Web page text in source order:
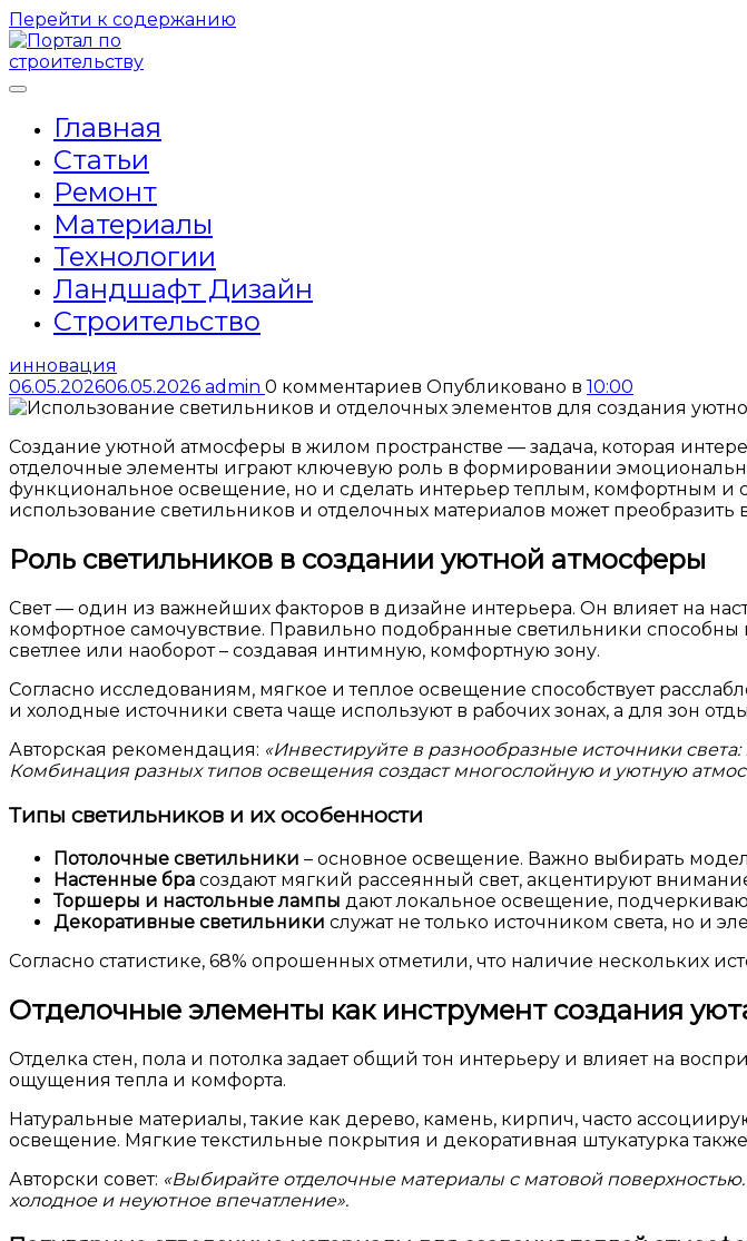
Перейти к содержанию
Главная
Статьи
Ремонт
Материалы
Технологии
Ландшафт Дизайн
Строительство
инновация
06.05.202606.05.2026 admin 0 комментариев Опубликовано в 10:00
Создание уютной атмосферы в жилом пространстве — задача, которая
отделочные элементы играют ключевую роль в формировании
функциональное освещение, но и сделать интерьер теплым, комфортным и
использование светильников и отделочных материалов может преобразить
Роль светильников в создании уютной атмосферы
Свет — один из важнейших факторов в дизайне интерьера. Он влияет на
комфортное самочувствие. Правильно подобранные светильники
светлее или наоборот – создавая интимную, комфортную зону.
Согласно исследованиям, мягкое и теплое освещение способствует
и холодные источники света чаще используют в рабочих зонах, а для зон
Авторская рекомендация: «Инвестируйте в разнообразные источники
Комбинация разных типов освещения создаст многослойную и уютную
Типы светильников и их особенности
Потолочные светильники – основное освещение. Важно выбирать
Настенные бра создают мягкий рассеянный свет, акцентируют
Торшеры и настольные лампы дают локальное освещение,
Декоративные светильники служат не только источником света, но и
Согласно статистике, 68% опрошенных отметили, что наличие нескольких
Отделочные элементы как инструмент создания
Отделка стен, пола и потолка задает общий тон интерьеру и влияет на
ощущения тепла и комфорта.
Натуральные материалы, такие как дерево, камень, кирпич, часто
освещение. Мягкие текстильные покрытия и декоративная штукатурка
Авторски совет: «Выбирайте отделочные материалы с матовой
холодное и неуютное впечатление».